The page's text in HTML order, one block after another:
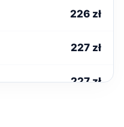
226 zł
227 zł
227 zł